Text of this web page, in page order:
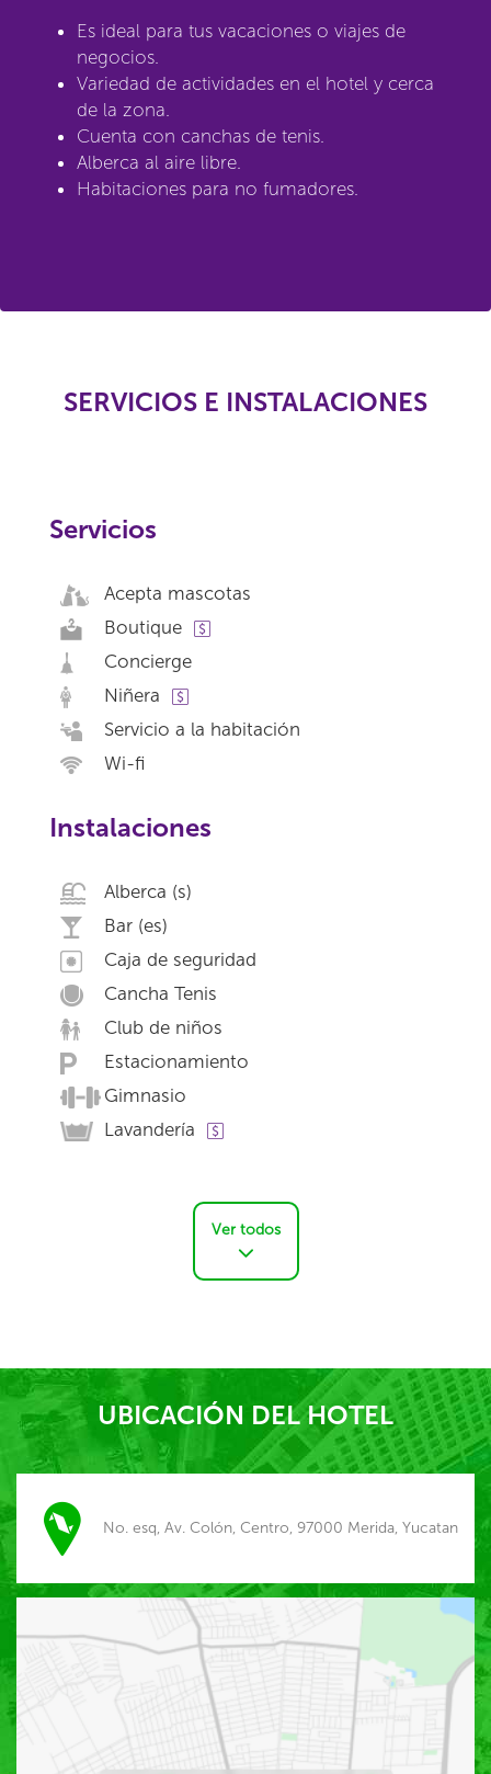
Es ideal para tus vacaciones o viajes de
negocios.
Variedad de actividades en el hotel y cerca
de la zona.
Cuenta con canchas de tenis.
Alberca al aire libre.
Habitaciones para no fumadores.
SERVICIOS E INSTALACIONES
Servicios
Acepta mascotas
Boutique
Concierge
Niñera
Servicio a la habitación
Wi-fi
Instalaciones
Alberca (s)
Bar (es)
Caja de seguridad
Cancha Tenis
Club de niños
Estacionamiento
Gimnasio
Lavandería
Ver todos
UBICACIÓN DEL HOTEL
No. esq, Av. Colón, Centro, 97000 Merida, Yucatan